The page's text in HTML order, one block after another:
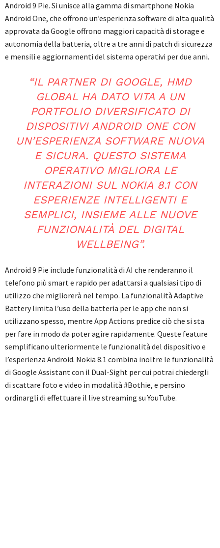
Android 9 Pie. Si unisce alla gamma di smartphone Nokia
Android One, che offrono un’esperienza software di alta qualità
approvata da Google offrono maggiori capacità di storage e
autonomia della batteria, oltre a tre anni di patch di sicurezza
e mensili e aggiornamenti del sistema operativi per due anni.
“IL PARTNER DI GOOGLE, HMD
GLOBAL HA DATO VITA A UN
PORTFOLIO DIVERSIFICATO DI
DISPOSITIVI ANDROID ONE CON
UN’ESPERIENZA SOFTWARE NUOVA
E SICURA. QUESTO SISTEMA
OPERATIVO MIGLIORA LE
INTERAZIONI SUL NOKIA 8.1 CON
ESPERIENZE INTELLIGENTI E
SEMPLICI, INSIEME ALLE NUOVE
FUNZIONALITÀ DEL DIGITAL
WELLBEING”.
Android 9 Pie include funzionalità di AI che renderanno il
telefono più smart e rapido per adattarsi a qualsiasi tipo di
utilizzo che migliorerà nel tempo. La funzionalità Adaptive
Battery limita l’uso della batteria per le app che non si
utilizzano spesso, mentre App Actions predice ciò che si sta
per fare in modo da poter agire rapidamente. Queste feature
semplificano ulteriormente le funzionalità del dispositivo e
l’esperienza Android. Nokia 8.1 combina inoltre le funzionalità
di Google Assistant con il Dual-Sight per cui potrai chiedergli
di scattare foto e video in modalità #Bothie, e persino
ordinargli di effettuare il live streaming su YouTube.